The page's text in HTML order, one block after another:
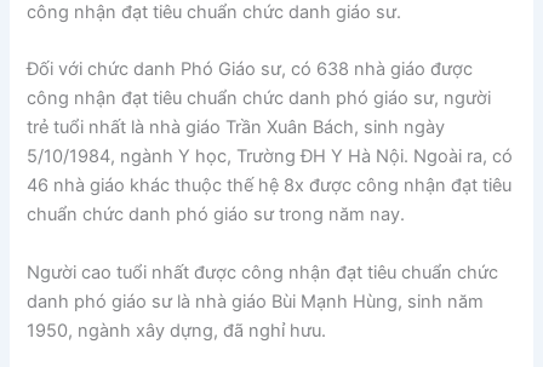
công nhận đạt tiêu chuẩn chức danh giáo sư.
Đối với chức danh Phó Giáo sư, có 638 nhà giáo được
công nhận đạt tiêu chuẩn chức danh phó giáo sư, người
trẻ tuổi nhất là nhà giáo Trần Xuân Bách, sinh ngày
5/10/1984, ngành Y học, Trường ĐH Y Hà Nội. Ngoài ra, có
46 nhà giáo khác thuộc thế hệ 8x được công nhận đạt tiêu
chuẩn chức danh phó giáo sư trong năm nay.
Người cao tuổi nhất được công nhận đạt tiêu chuẩn chức
danh phó giáo sư là nhà giáo Bùi Mạnh Hùng, sinh năm
1950, ngành xây dựng, đã nghỉ hưu.